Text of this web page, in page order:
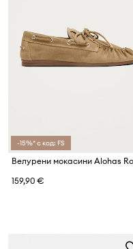
-15%* с код: FS
159,90 €